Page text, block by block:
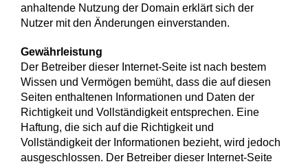
anhaltende Nutzung der Domain erklärt sich der
Nutzer mit den Änderungen einverstanden.
Gewährleistung
Der Betreiber dieser Internet-Seite ist nach bestem
Wissen und Vermögen bemüht, dass die auf diesen
Seiten enthaltenen Informationen und Daten der
Richtigkeit und Vollständigkeit entsprechen. Eine
Haftung, die sich auf die Richtigkeit und
Vollständigkeit der Informationen bezieht, wird jedoch
ausgeschlossen. Der Betreiber dieser Internet-Seite